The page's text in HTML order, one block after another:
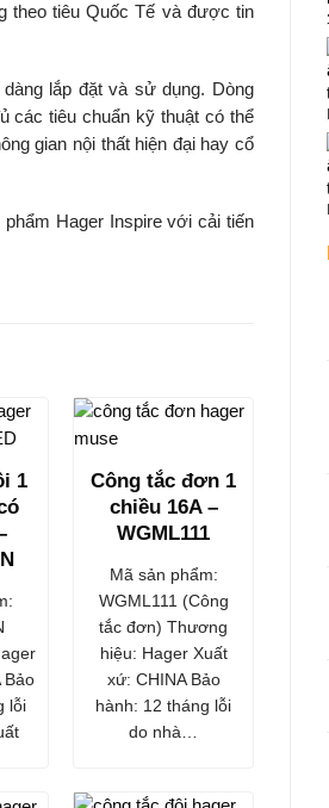
theo tiêu Quốc Tế và được tin
lắp đặt và sử dụng. Dòng
các tiêu chuẩn kỹ thuật có thể
gian nội thất hiện đại hay cổ
Hager Inspire với cải tiến
1
Bảo
lỗi
Công tắc đơn 1
chiều 16A –
WGML111
Mã sản phẩm:
WGML111 (Công
tắc đơn) Thương
hiệu: Hager Xuất
xứ: CHINA Bảo
hành: 12 tháng lỗi
do nhà…